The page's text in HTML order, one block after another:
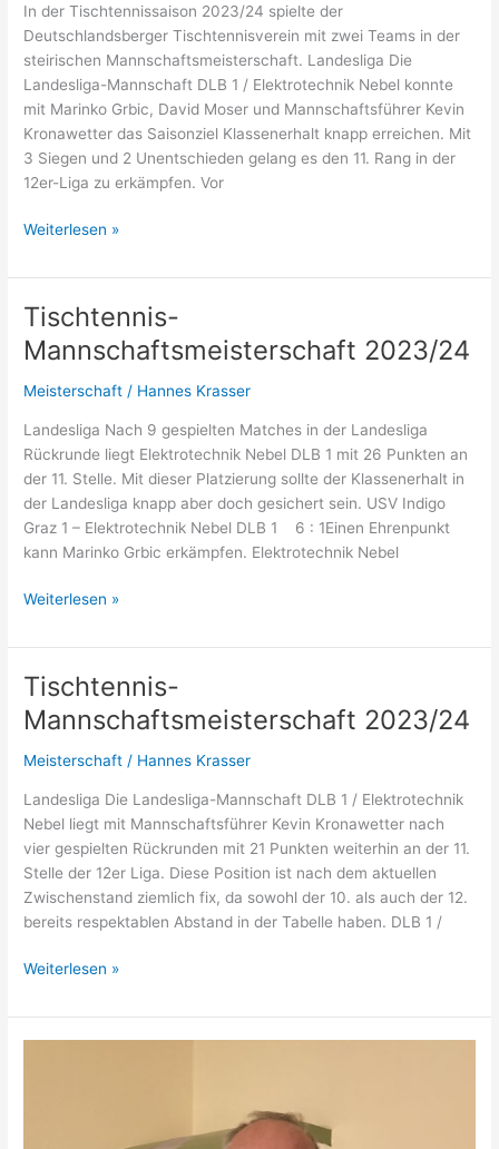
In der Tischtennissaison 2023/24 spielte der
Deutschlandsberger Tischtennisverein mit zwei Teams in der
steirischen Mannschaftsmeisterschaft. Landesliga Die
Landesliga-Mannschaft DLB 1 / Elektrotechnik Nebel konnte
mit Marinko Grbic, David Moser und Mannschaftsführer Kevin
Kronawetter das Saisonziel Klassenerhalt knapp erreichen. Mit
3 Siegen und 2 Unentschieden gelang es den 11. Rang in der
12er-Liga zu erkämpfen. Vor
Tischtennis-
2023/24
Weiterlesen »
Tischtennis-
Mannschaftsmeisterschaft 2023/24
Meisterschaft / Hannes Krasser
Landesliga Nach 9 gespielten Matches in der Landesliga
Rückrunde liegt Elektrotechnik Nebel DLB 1 mit 26 Punkten an
der 11. Stelle. Mit dieser Platzierung sollte der Klassenerhalt in
der Landesliga knapp aber doch gesichert sein. USV Indigo
Graz 1 – Elektrotechnik Nebel DLB 1 6 : 1Einen Ehrenpunkt
kann Marinko Grbic erkämpfen. Elektrotechnik Nebel
Tischtennis-
2023/24
Weiterlesen »
Tischtennis-
Mannschaftsmeisterschaft 2023/24
Meisterschaft / Hannes Krasser
Landesliga Die Landesliga-Mannschaft DLB 1 / Elektrotechnik
Nebel liegt mit Mannschaftsführer Kevin Kronawetter nach
vier gespielten Rückrunden mit 21 Punkten weiterhin an der 11.
Stelle der 12er Liga. Diese Position ist nach dem aktuellen
Zwischenstand ziemlich fix, da sowohl der 10. als auch der 12.
bereits respektablen Abstand in der Tabelle haben. DLB 1 /
Tischtennis-
2023/24
Weiterlesen »